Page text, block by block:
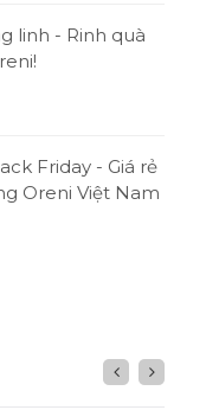
linh - Rinh quà
Friday - Giá rẻ
Oreni Việt Nam